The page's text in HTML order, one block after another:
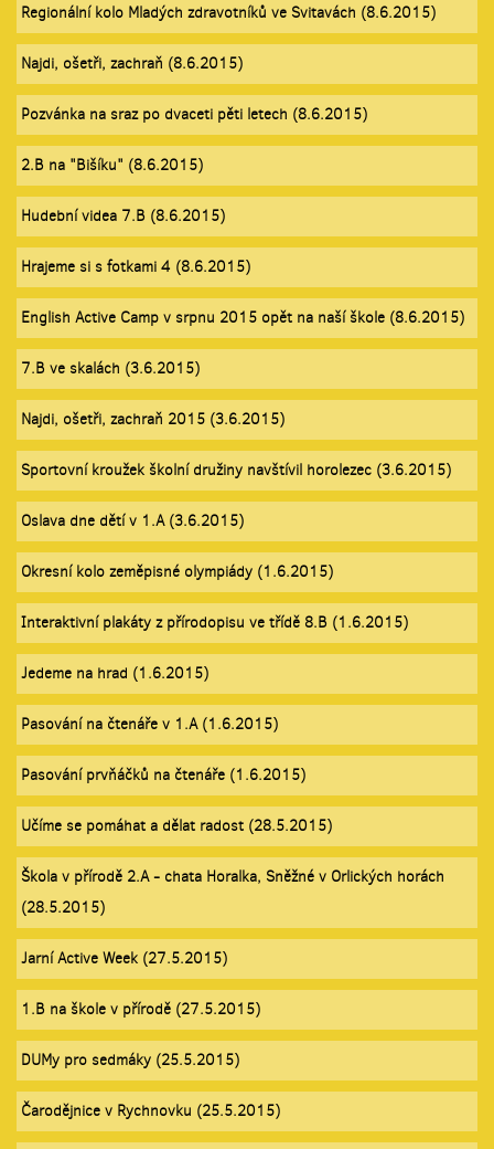
Regionální kolo Mladých zdravotníků ve Svitavách (8.6.2015)
Najdi, ošetři, zachraň (8.6.2015)
Pozvánka na sraz po dvaceti pěti letech (8.6.2015)
2.B na "Bišíku" (8.6.2015)
Hudební videa 7.B (8.6.2015)
Hrajeme si s fotkami 4 (8.6.2015)
English Active Camp v srpnu 2015 opět na naší škole (8.6.2015)
7.B ve skalách (3.6.2015)
Najdi, ošetři, zachraň 2015 (3.6.2015)
Sportovní kroužek školní družiny navštívil horolezec (3.6.2015)
Oslava dne dětí v 1.A (3.6.2015)
Okresní kolo zeměpisné olympiády (1.6.2015)
Interaktivní plakáty z přírodopisu ve třídě 8.B (1.6.2015)
Jedeme na hrad (1.6.2015)
Pasování na čtenáře v 1.A (1.6.2015)
Pasování prvňáčků na čtenáře (1.6.2015)
Učíme se pomáhat a dělat radost (28.5.2015)
Škola v přírodě 2.A - chata Horalka, Sněžné v Orlických horách
(28.5.2015)
Jarní Active Week (27.5.2015)
1.B na škole v přírodě (27.5.2015)
DUMy pro sedmáky (25.5.2015)
Čarodějnice v Rychnovku (25.5.2015)